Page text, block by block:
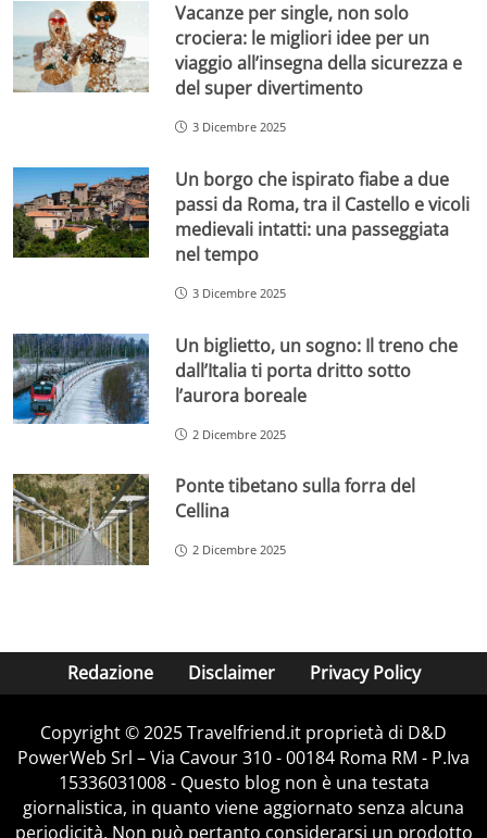
Vacanze per single, non solo
crociera: le migliori idee per un
viaggio all’insegna della sicurezza e
del super divertimento
3 Dicembre 2025
Un borgo che ispirato fiabe a due
passi da Roma, tra il Castello e vicoli
medievali intatti: una passeggiata
nel tempo
3 Dicembre 2025
Un biglietto, un sogno: Il treno che
dall’Italia ti porta dritto sotto
l’aurora boreale
2 Dicembre 2025
Ponte tibetano sulla forra del
Cellina
2 Dicembre 2025
Redazione Disclaimer Privacy Policy
Copyright © 2025 Travelfriend.it proprietà di D&D
PowerWeb Srl – Via Cavour 310 - 00184 Roma RM - P.Iva
15336031008 - Questo blog non è una testata
giornalistica, in quanto viene aggiornato senza alcuna
periodicità. Non può pertanto considerarsi un prodotto